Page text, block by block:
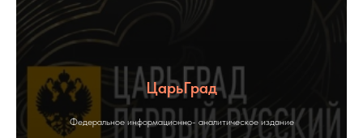
ЦарьГрад
Федеральное информационно- аналитическое издание